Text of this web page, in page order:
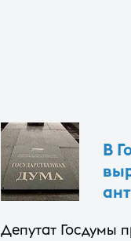
В
Депутат Госдумы